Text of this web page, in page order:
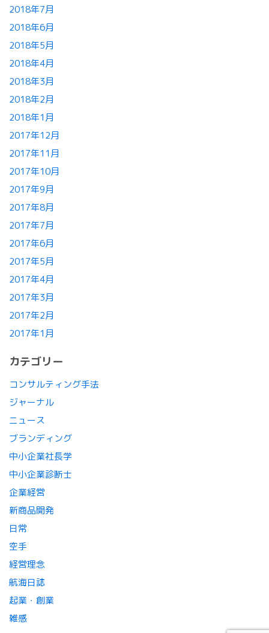
2018年7月
2018年6月
2018年5月
2018年4月
2018年3月
2018年2月
2018年1月
2017年12月
2017年11月
2017年10月
2017年9月
2017年8月
2017年7月
2017年6月
2017年5月
2017年4月
2017年3月
2017年2月
2017年1月
カテゴリー
コンサルティング手法
ジャーナル
ニュース
ブランディング
中小企業社長学
中小企業診断士
企業経営
新商品開発
日常
空手
経営理念
航海日誌
起業・創業
雑感